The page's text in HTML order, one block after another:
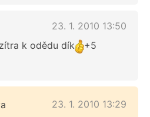
23. 1. 2010 13:50
k odědu dík
+5
23. 1. 2010 13:29